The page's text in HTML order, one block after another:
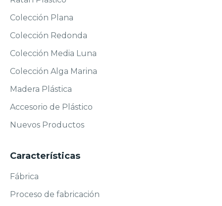
Colección Plana
Colección Redonda
Colección Media Luna
Colección Alga Marina
Madera Plástica
Accesorio de Plástico
Nuevos Productos
Características
Fábrica
Proceso de fabricación